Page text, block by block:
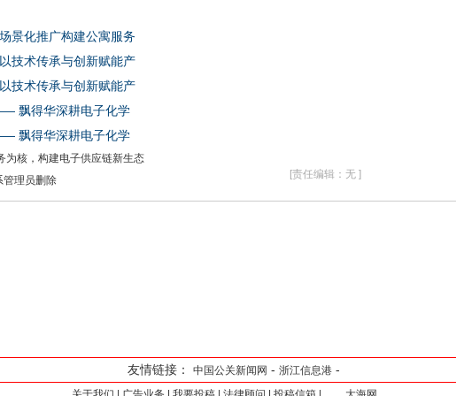
景化推广构建公寓服务
技术传承与创新赋能产
技术传承与创新赋能产
飘得华深耕电子化学
飘得华深耕电子化学
为核，构建电子供应链新生态
管理员删除
[责任编辑：无 ]
友情链接： 中国公关新闻网 - 浙江信息港 -